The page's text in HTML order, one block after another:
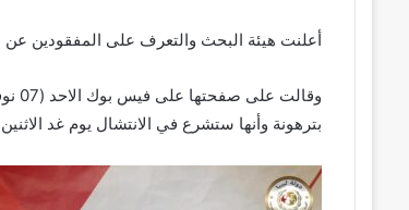
أعلنت هيئة البحث والتعرف على المفقودين عن
بترهونة وأنها ستشرع في الانتشال يوم غد